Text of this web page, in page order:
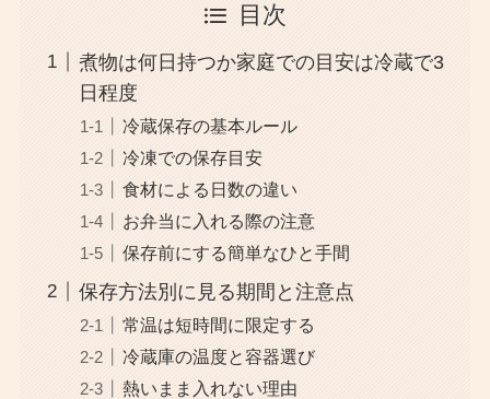
目次
煮物は何日持つか家庭での目安は冷蔵で3
日程度
冷蔵保存の基本ルール
冷凍での保存目安
食材による日数の違い
お弁当に入れる際の注意
保存前にする簡単なひと手間
保存方法別に見る期間と注意点
常温は短時間に限定する
冷蔵庫の温度と容器選び
熱いまま入れない理由